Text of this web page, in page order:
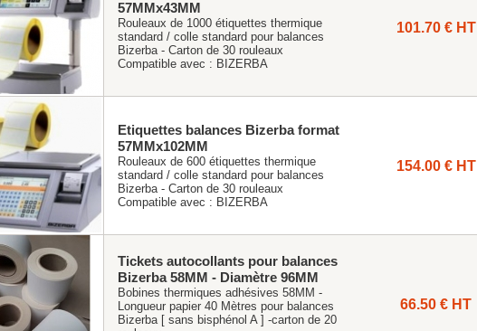
57MMx43MM
Rouleaux de 1000 étiquettes thermique
standard / colle standard pour balances
Bizerba - Carton de 30 rouleaux
Compatible avec : BIZERBA
101.70 € HT
Etiquettes balances Bizerba format
57MMx102MM
Rouleaux de 600 étiquettes thermique
standard / colle standard pour balances
Bizerba - Carton de 30 rouleaux
Compatible avec : BIZERBA
154.00 € HT
Tickets autocollants pour balances
Bizerba 58MM - Diamètre 96MM
Bobines thermiques adhésives 58MM -
Longueur papier 40 Mètres pour balances
Bizerba [ sans bisphénol A ] -carton de 20
66.50 € HT